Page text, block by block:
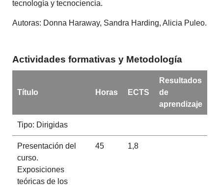
tecnología y tecnociencia.
Autoras: Donna Haraway, Sandra Harding, Alicia Puleo.
Actividades formativas y Metodología
Título Horas ECTS
Resultados
de
aprendizaje
Tipo: Dirigidas
Presentación del
curso.
Exposiciones
teóricas de los
45 1,8